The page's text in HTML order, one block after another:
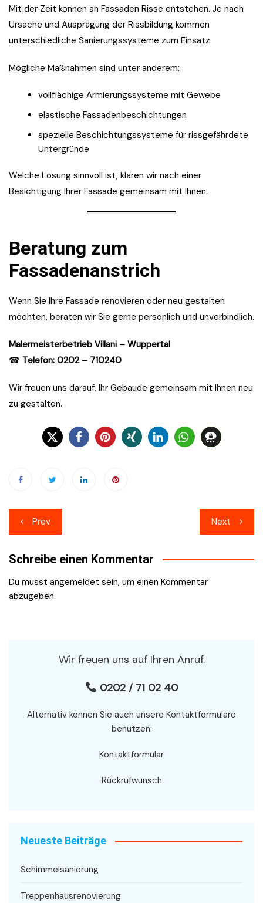
Mit der Zeit können an Fassaden Risse entstehen. Je nach
Ursache und Ausprägung der Rissbildung kommen
unterschiedliche Sanierungssysteme zum Einsatz.
Mögliche Maßnahmen sind unter anderem:
vollflächige Armierungssysteme mit Gewebe
elastische Fassadenbeschichtungen
spezielle Beschichtungssysteme für rissgefährdete
Untergründe
Welche Lösung sinnvoll ist, klären wir nach einer
Besichtigung Ihrer Fassade gemeinsam mit Ihnen.
Beratung zum
Fassadenanstrich
Wenn Sie Ihre Fassade renovieren oder neu gestalten
möchten, beraten wir Sie gerne persönlich und unverbindlich.
Malermeisterbetrieb Villani – Wuppertal
☎ Telefon: 0202 – 710240
Wir freuen uns darauf, Ihr Gebäude gemeinsam mit Ihnen neu
zu gestalten.
Beitragsnavigation
Prev Next
Schreibe einen Kommentar
Du musst angemeldet sein, um einen Kommentar
abzugeben.
Wir freuen uns auf Ihren Anruf.
0202 / 71 02 40
Alternativ können Sie auch unsere Kontaktformulare
benutzen:
Kontaktformular
Rückrufwunsch
Neueste Beiträge
Schimmelsanierung
Treppenhausrenovierung